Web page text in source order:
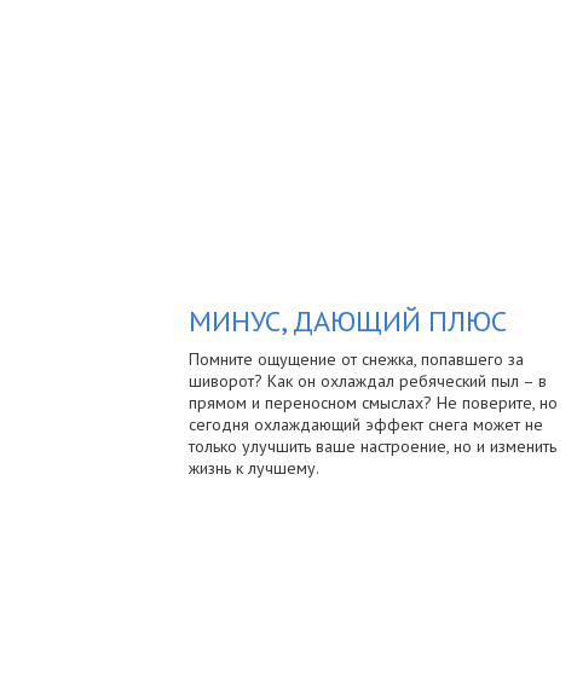
МИНУС, ДАЮЩИЙ ПЛЮС
Помните ощущение от снежка, попавшего за
шиворот? Как он охлаждал ребяческий пыл – в
прямом и переносном смыслах? Не поверите, но
сегодня охлаждающий эффект снега может не
только улучшить ваше настроение, но и изменить
жизнь к лучшему.